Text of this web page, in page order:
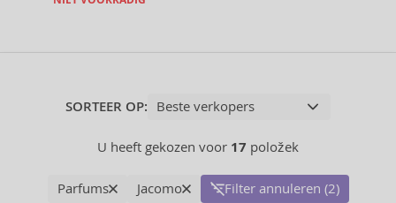
SORTEER OP:
U heeft gekozen voor 17 položek
Parfums Jacomo Filter annuleren (2)